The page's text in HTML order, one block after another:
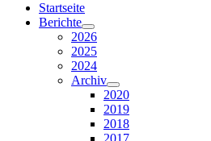
Startseite
Berichte
2026
2025
2024
Archiv
2020
2019
2018
2017